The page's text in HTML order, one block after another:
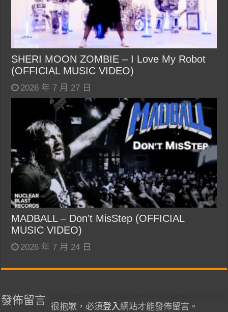
SHERI MOON ZOMBIE – I Love My Robot
(OFFICIAL MUSIC VIDEO)
2026 年 7 月 27 日
MADBALL – Don’t MisStep (OFFICIAL
MUSIC VIDEO)
2026 年 7 月 24 日
發佈留言
很抱歉，必須登入 網站才能發佈留言。